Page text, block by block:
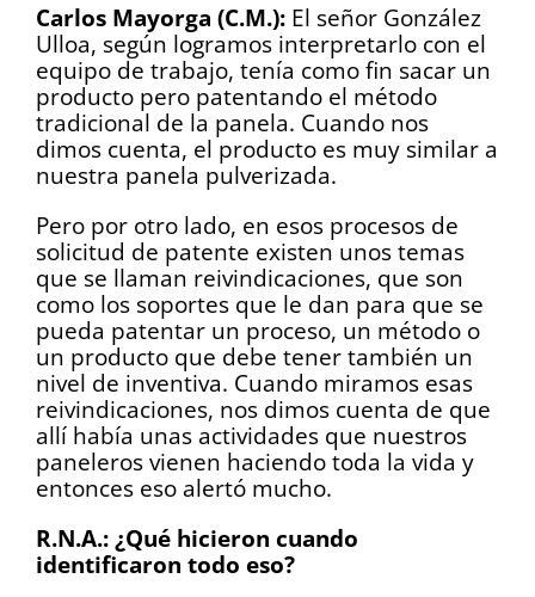
Carlos Mayorga (C.M.): El señor González
Ulloa, según logramos interpretarlo con el
equipo de trabajo, tenía como fin sacar un
producto pero patentando el método
tradicional de la panela. Cuando nos
dimos cuenta, el producto es muy similar a
nuestra panela pulverizada.
Pero por otro lado, en esos procesos de
solicitud de patente existen unos temas
que se llaman reivindicaciones, que son
como los soportes que le dan para que se
pueda patentar un proceso, un método o
un producto que debe tener también un
nivel de inventiva. Cuando miramos esas
reivindicaciones, nos dimos cuenta de que
allí había unas actividades que nuestros
paneleros vienen haciendo toda la vida y
entonces eso alertó mucho.
R.N.A.: ¿Qué hicieron cuando
identificaron todo eso?